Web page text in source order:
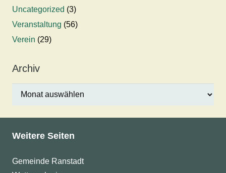
Uncategorized (3)
Veranstaltung (56)
Verein (29)
Archiv
Archiv
Weitere Seiten
Gemeinde Ranstadt